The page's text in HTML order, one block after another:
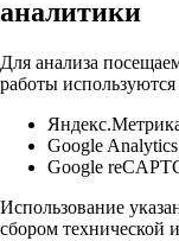
аналитики
Для анализа
работы
Google Analytics
Google
Использование
сбором технической